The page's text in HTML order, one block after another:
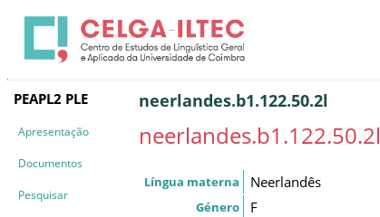
PEAPL2 PLE
Apresentação
Documentos
Pesquisar
neerlandes.b1.122.50.2l
neerlandes.b1.122.50.2l
Língua materna Neerlandês
Género F